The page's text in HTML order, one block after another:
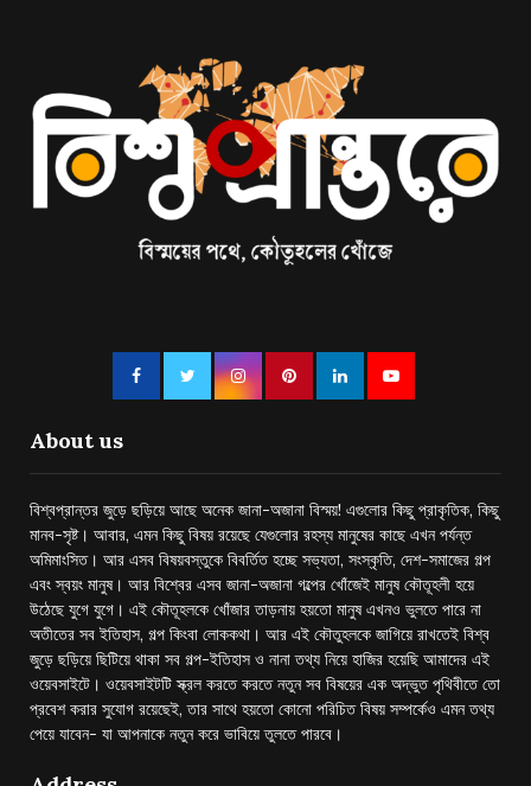
About us
বিশ্বপ্রান্তর জুড়ে ছড়িয়ে আছে অনেক জানা-অজানা বিস্ময়! এগুলোর কিছু প্রাকৃতিক, কিছু
মানব-সৃষ্ট। আবার, এমন কিছু বিষয় রয়েছে যেগুলোর রহস্য মানুষের কাছে এখন পর্যন্ত
অমিমাংসিত। আর এসব বিষয়বস্তুকে বিবর্তিত হচ্ছে সভ্যতা, সংস্কৃতি, দেশ-সমাজের গল্প
এবং স্বয়ং মানুষ। আর বিশ্বের এসব জানা-অজানা গল্পের খোঁজেই মানুষ কৌতূহলী হয়ে
উঠেছে যুগে যুগে। এই কৌতূহলকে খোঁজার তাড়নায় হয়তো মানুষ এখনও ভুলতে পারে না
অতীতের সব ইতিহাস, গল্প কিংবা লোককথা। আর এই কৌতুহলকে জাগিয়ে রাখতেই বিশ্ব
জুড়ে ছড়িয়ে ছিটিয়ে থাকা সব গল্প-ইতিহাস ও নানা তথ্য নিয়ে হাজির হয়েছি আমাদের এই
ওয়েবসাইটে। ওয়েবসাইটটি স্ক্রল করতে করতে নতুন সব বিষয়ের এক অদ্ভুত পৃথিবীতে তো
প্রবেশ করার সুযোগ রয়েছেই, তার সাথে হয়তো কোনো পরিচিত বিষয় সম্পর্কেও এমন তথ্য
পেয়ে যাবেন- যা আপনাকে নতুন করে ভাবিয়ে তুলতে পারবে।